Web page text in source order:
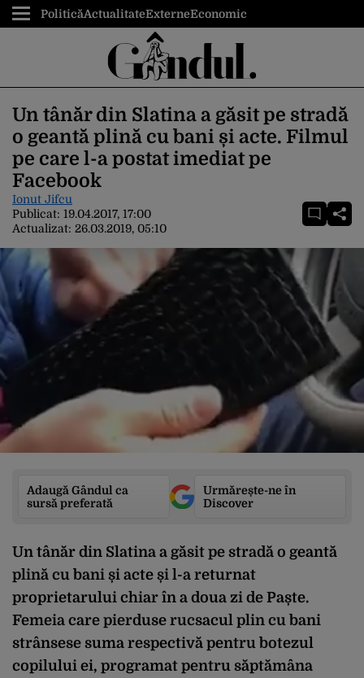
PoliticăActualitateExterneEconomic
Un tânăr din Slatina a găsit pe stradă
o geantă plină cu bani și acte. Filmul
pe care l-a postat imediat pe
Facebook
Ionut Jifcu
Publicat: 19.04.2017, 17:00
Actualizat: 26.03.2019, 05:10
Adaugă Gândul ca
sursă preferată
Urmărește-ne în
Discover
Un tânăr din Slatina a găsit pe stradă o geantă
plină cu bani și acte și l-a returnat
proprietarului chiar în a doua zi de Paște.
Femeia care pierduse rucsacul plin cu bani
strânsese suma respectivă pentru botezul
copilului ei, programat pentru săptămâna